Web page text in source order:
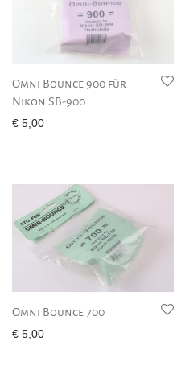
Omni Bounce 900 für
Nikon SB-900
€ 5,00
Omni Bounce 700
€ 5,00